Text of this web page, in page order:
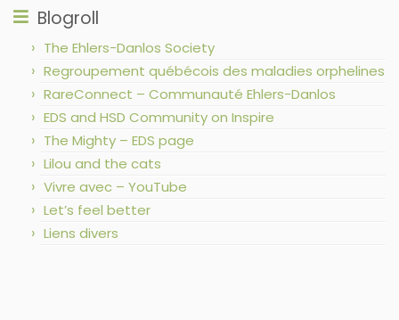
Blogroll
The Ehlers-Danlos Society
Regroupement québécois des maladies orphelines
RareConnect – Communauté Ehlers-Danlos
EDS and HSD Community on Inspire
The Mighty – EDS page
Lilou and the cats
Vivre avec – YouTube
Let’s feel better
Liens divers